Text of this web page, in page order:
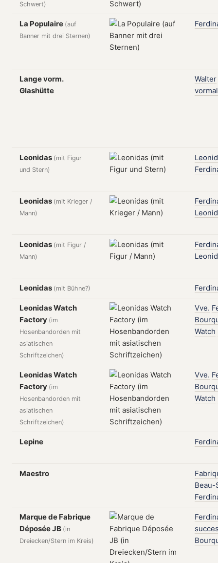
Schwert)
La Populaire (auf
Banner mit drei Sternen)
Lange vorm.
Glashütte
Walter
Leonidas (mit Figur
und Stern)
Leonidas (mit Krieger /
Mann)
Leonidas (mit Figur /
Mann)
Leonidas (mit Bühne?)
Leonidas Watch
Factory (im
Hosenbandorden mit
asiatischen
Schriftzeichen)
Vve.
Watch
Leonidas Watch
Factory (im
Hosenbandorden mit
asiatischen
Schriftzeichen)
Vve.
Watch
Lepine
Maestro
Beau-
Marque de Fabrique
Déposée JB (in
Dreiecken/Stern im Kreis)